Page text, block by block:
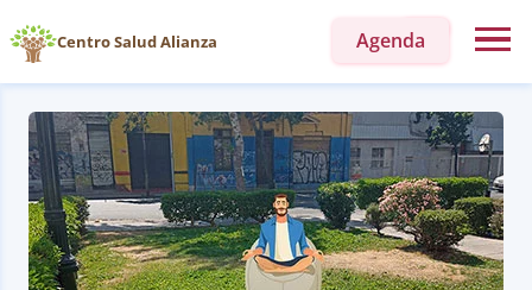
Centro Salud Alianza Agenda